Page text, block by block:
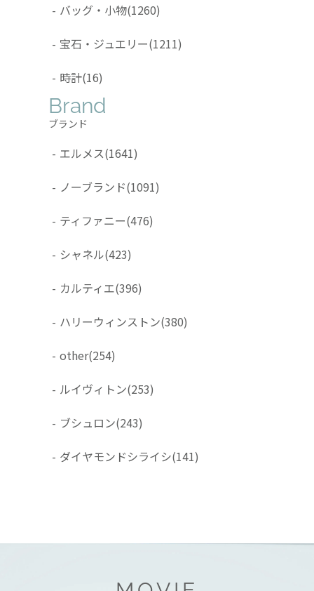
- バッグ・小物(1260)
- 宝石・ジュエリー(1211)
- 時計(16)
Brand
ブランド
- エルメス(1641)
- ノーブランド(1091)
- ティファニー(476)
- シャネル(423)
- カルティエ(396)
- ハリーウィンストン(380)
- other(254)
- ルイヴィトン(253)
- ブシュロン(243)
- ダイヤモンドシライシ(141)